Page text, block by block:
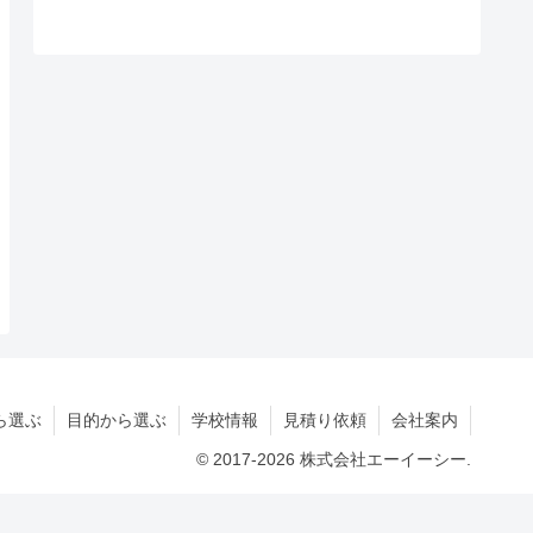
選ぶ 目的から選ぶ 学校情報 見積り依頼 会社案内
© 2017-2026 株式会社エーイーシー.